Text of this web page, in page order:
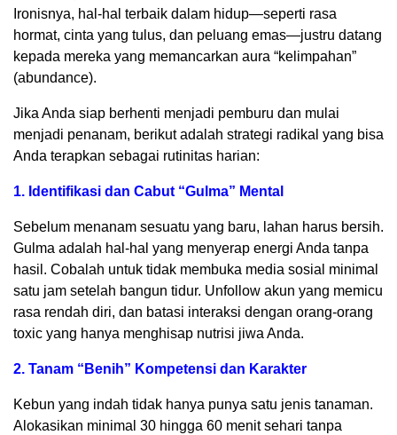
Ironisnya, hal-hal terbaik dalam hidup—seperti rasa
hormat, cinta yang tulus, dan peluang emas—justru datang
kepada mereka yang memancarkan aura “kelimpahan”
(abundance).
Jika Anda siap berhenti menjadi pemburu dan mulai
menjadi penanam, berikut adalah strategi radikal yang bisa
Anda terapkan sebagai rutinitas harian:
1. Identifikasi dan Cabut “Gulma” Mental
Sebelum menanam sesuatu yang baru, lahan harus bersih.
Gulma adalah hal-hal yang menyerap energi Anda tanpa
hasil. Cobalah untuk tidak membuka media sosial minimal
satu jam setelah bangun tidur. Unfollow akun yang memicu
rasa rendah diri, dan batasi interaksi dengan orang-orang
toxic yang hanya menghisap nutrisi jiwa Anda.
2. Tanam “Benih” Kompetensi dan Karakter
Kebun yang indah tidak hanya punya satu jenis tanaman.
Alokasikan minimal 30 hingga 60 menit sehari tanpa